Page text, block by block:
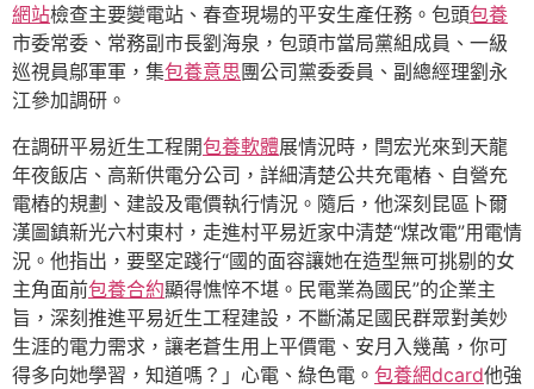
網站檢查主要變電站、春查現場的平安生產任務。包頭包養
市委常委、常務副市長劉海泉，包頭市當局黨組成員、一級
巡視員鄔軍軍，集包養意思團公司黨委委員、副總經理劉永
江參加調研。
在調研平易近生工程開包養軟體展情況時，閆宏光來到天龍
年夜飯店、高新供電分公司，詳細清楚公共充電樁、自營充
電樁的規劃、建設及電價執行情況。隨后，他深刻昆區卜爾
漢圖鎮新光六村東村，走進村平易近家中清楚“煤改電”用電情
況。他指出，要堅定踐行“國的面容讓她在造型無可挑剔的女
主角面前包養合約顯得憔悴不堪。民電業為國民”的企業主
旨，深刻推進平易近生工程建設，不斷滿足國民群眾對美妙
生涯的電力需求，讓老蒼生用上平價電、安月入幾萬，你可
得多向她學習，知道嗎？」心電、綠色電。 包養網dcard他強